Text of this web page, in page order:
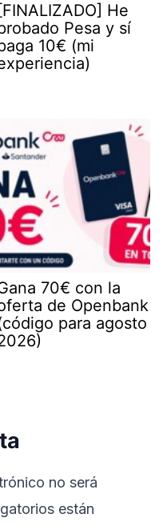
[FINALIZADO] He
Pesa y sí
10€ (mi
70€ con la
de Openbank
para agosto
no será
están